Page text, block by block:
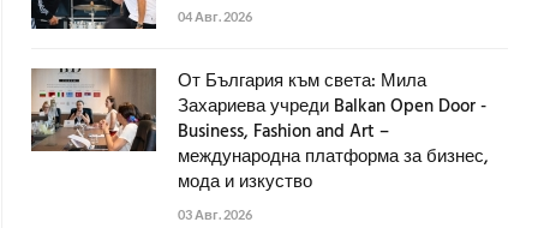
04 Авг. 2026
От България към света: Мила
Захариева учреди Balkan Open Door -
Business, Fashion and Art –
международна платформа за бизнес,
мода и изкуство
03 Авг. 2026